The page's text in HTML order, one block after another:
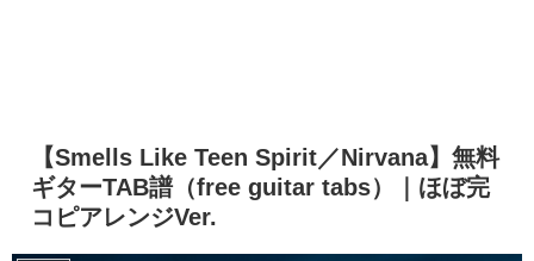
【Smells Like Teen Spirit／Nirvana】無料
ギターTAB譜（free guitar tabs）｜ほぼ完
コピアレンジVer.